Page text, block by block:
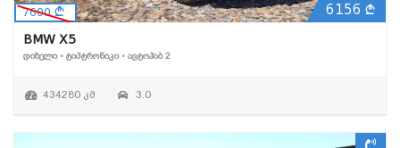
7600 6156
BMW X5
ᲓᲘᲖᲔᲚᲘ • ᲢᲘᲞᲢᲠᲝᲜᲘᲙᲘ • ᲐᲕᲢᲝᲰᲐᲑ 2
434280 კმ 3.0